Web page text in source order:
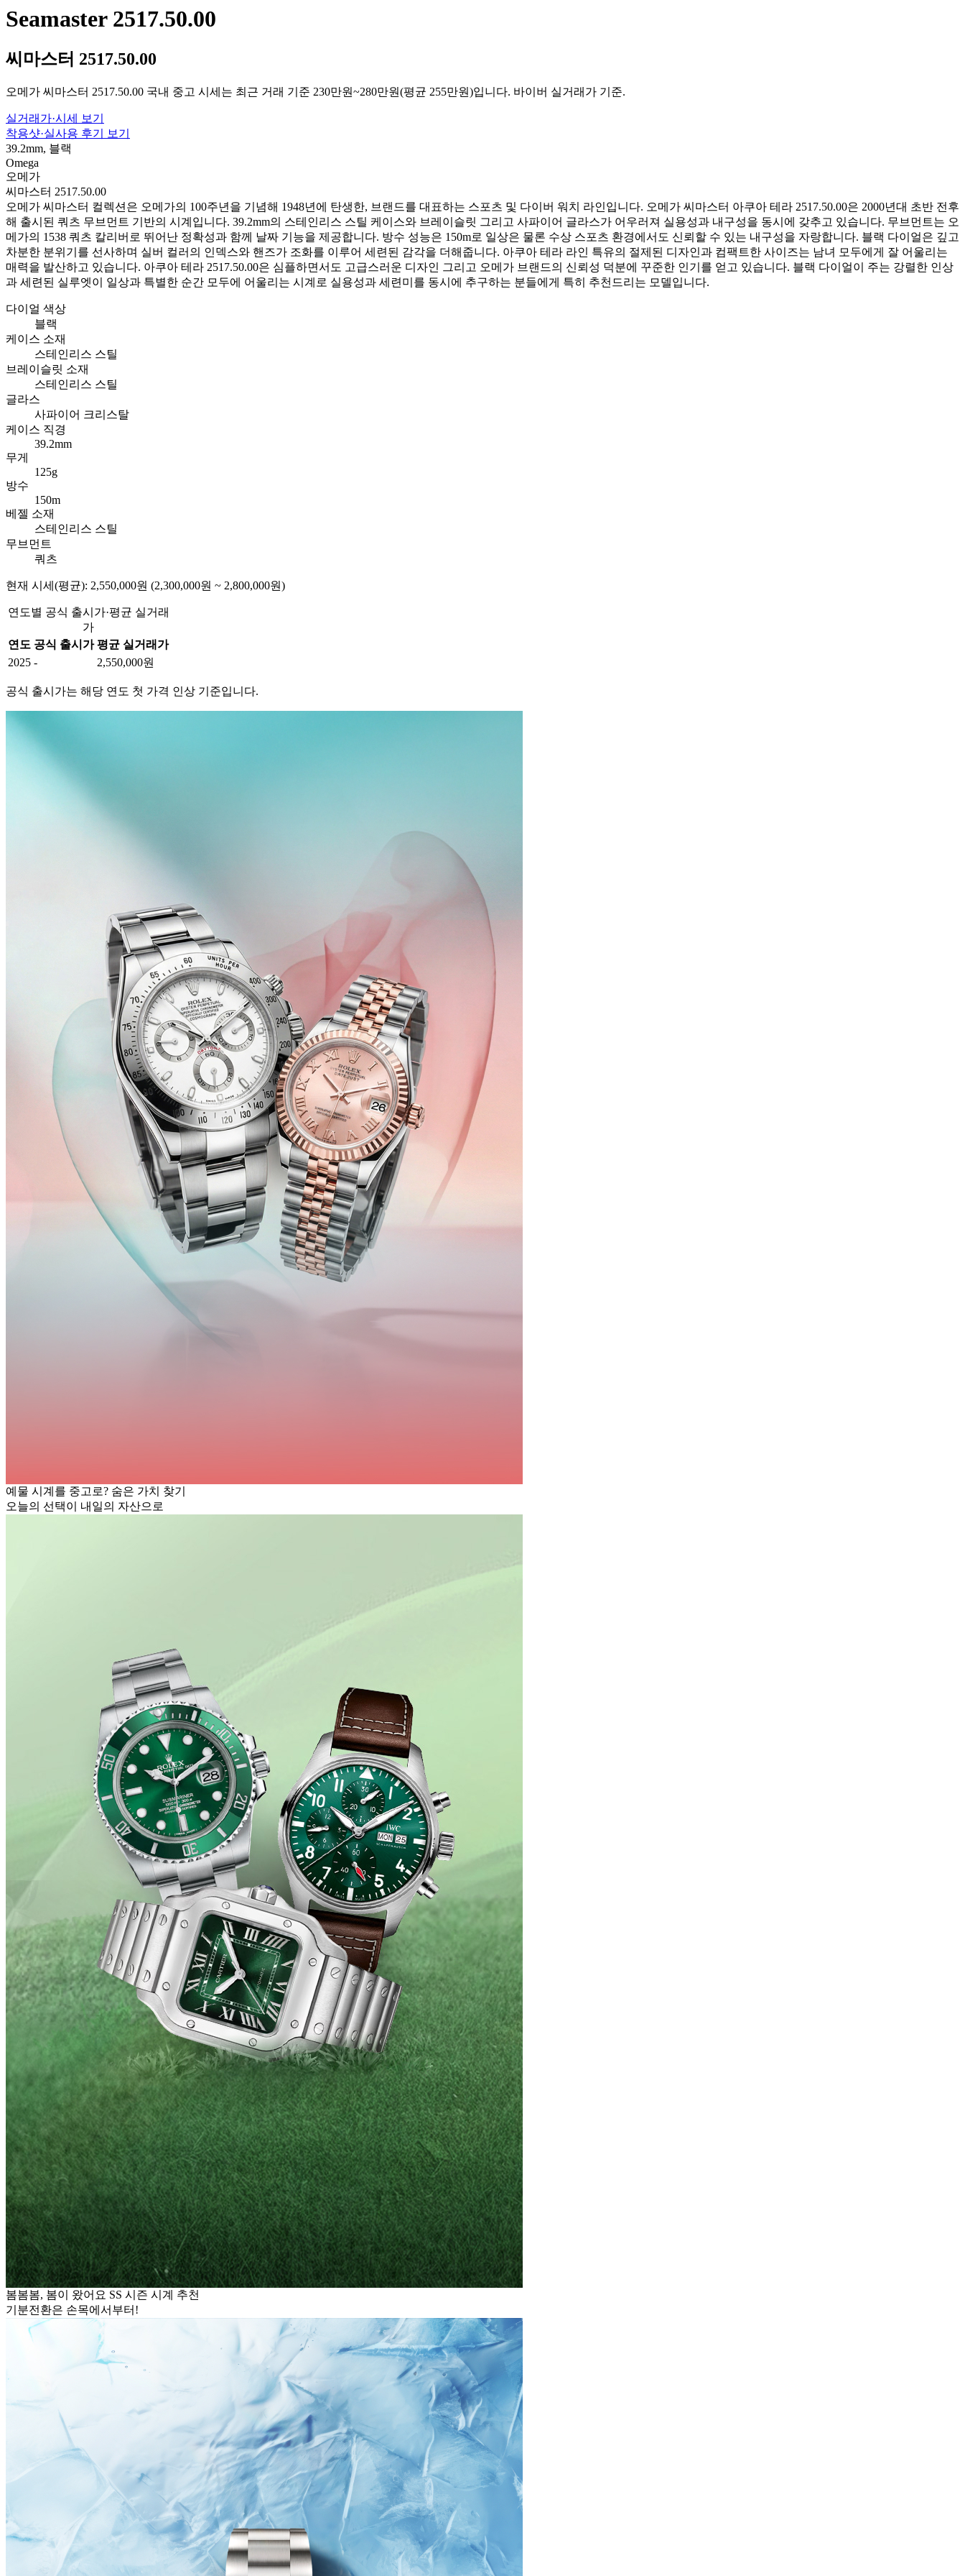
Seamaster 2517.50.00
씨마스터 2517.50.00
오메가 씨마스터 2517.50.00 국내 중고 시세는 최근 거래 기준 230만원~280만원(평균 255만원)입니다. 바이버 실거래가 기준.
실거래가·시세 보기
착용샷·실사용 후기 보기
39.2mm, 블랙
Omega
오메가
씨마스터 2517.50.00
오메가 씨마스터 컬렉션은 오메가의 100주년을 기념해 1948년에 탄생한, 브랜드를 대표하는 스포츠 및 다이버 워치 라인입니다. 오메가 씨마스터 아쿠아 테라 2517.50.00은 2000년대 초반 전후
해 출시된 쿼츠 무브먼트 기반의 시계입니다. 39.2mm의 스테인리스 스틸 케이스와 브레이슬릿 그리고 사파이어 글라스가 어우러져 실용성과 내구성을 동시에 갖추고 있습니다. 무브먼트는 오
메가의 1538 쿼츠 칼리버로 뛰어난 정확성과 함께 날짜 기능을 제공합니다. 방수 성능은 150m로 일상은 물론 수상 스포츠 환경에서도 신뢰할 수 있는 내구성을 자랑합니다. 블랙 다이얼은 깊고
차분한 분위기를 선사하며 실버 컬러의 인덱스와 핸즈가 조화를 이루어 세련된 감각을 더해줍니다. 아쿠아 테라 라인 특유의 절제된 디자인과 컴팩트한 사이즈는 남녀 모두에게 잘 어울리는
매력을 발산하고 있습니다. 아쿠아 테라 2517.50.00은 심플하면서도 고급스러운 디자인 그리고 오메가 브랜드의 신뢰성 덕분에 꾸준한 인기를 얻고 있습니다. 블랙 다이얼이 주는 강렬한 인상
과 세련된 실루엣이 일상과 특별한 순간 모두에 어울리는 시계로 실용성과 세련미를 동시에 추구하는 분들에게 특히 추천드리는 모델입니다.
다이얼 색상
블랙
케이스 소재
스테인리스 스틸
브레이슬릿 소재
스테인리스 스틸
글라스
사파이어 크리스탈
케이스 직경
39.2mm
무게
125g
방수
150m
베젤 소재
스테인리스 스틸
무브먼트
쿼츠
현재 시세(평균): 2,550,000원 (2,300,000원 ~ 2,800,000원)
연도별 공식 출시가·평균 실거래
가
연도 공식 출시가 평균 실거래가
2025 - 2,550,000원
공식 출시가는 해당 연도 첫 가격 인상 기준입니다.
예물 시계를 중고로? 숨은 가치 찾기
오늘의 선택이 내일의 자산으로
봄봄봄, 봄이 왔어요 SS 시즌 시계 추천
기분전환은 손목에서부터!